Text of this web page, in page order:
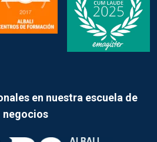
en nuestra escuela de
negocios